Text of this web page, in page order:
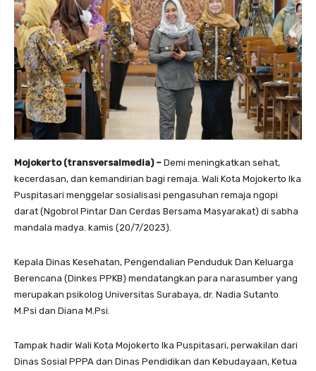
Mojokerto (transversalmedia) – Demi meningkatkan sehat,
kecerdasan, dan kemandirian bagi remaja. Wali Kota Mojokerto Ika
Puspitasari menggelar sosialisasi pengasuhan remaja ngopi
darat (Ngobrol Pintar Dan Cerdas Bersama Masyarakat) di sabha
mandala madya. kamis (20/7/2023).
Kepala Dinas Kesehatan, Pengendalian Penduduk Dan Keluarga
Berencana (Dinkes PPKB) mendatangkan para narasumber yang
merupakan psikolog Universitas Surabaya, dr. Nadia Sutanto
M.Psi dan Diana M.Psi.
Tampak hadir Wali Kota Mojokerto Ika Puspitasari, perwakilan dari
Dinas Sosial PPPA dan Dinas Pendidikan dan Kebudayaan, Ketua